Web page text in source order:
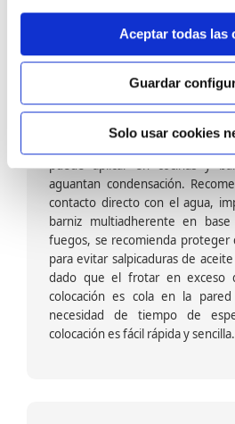
Aceptar todas las
Guardar
Solo usar cookies
de papel pintado que va en
elección es importante para su
Papel pintado tejido no tejido
Formado por una capa de vinilo
puede aplicar en cocinas y
aguantan condensación.
contacto directo con el agua,
barniz multiadherente en
fuegos, se recomienda proteger
para evitar salpicaduras de
dado que el frotar en exceso
colocación es cola en la
necesidad de tiempo de
colocación es fácil rápida y sencilla.